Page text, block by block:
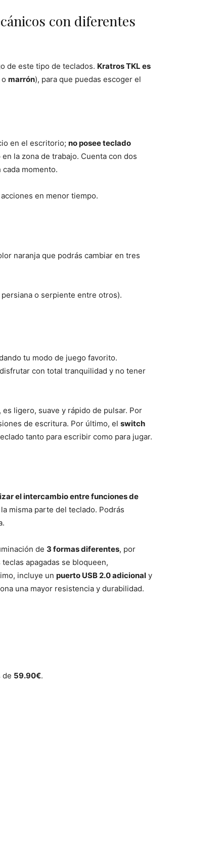
con diferentes
de este tipo de teclados. Kratros TKL es
o marrón), para que puedas escoger el
en el escritorio; no posee teclado
la zona de trabajo. Cuenta con dos
momento.
en menor tiempo.
naranja que podrás cambiar en tres
o serpiente entre otros).
tu modo de juego favorito.
con total tranquilidad y no tener
ligero, suave y rápido de pulsar. Por
de escritura. Por último, el switch
tanto para escribir como para jugar.
el intercambio entre funciones de
misma parte del teclado. Podrás
de 3 formas diferentes, por
apagadas se bloqueen,
incluye un puerto USB 2.0 adicional y
una mayor resistencia y durabilidad.
de 59.90€.